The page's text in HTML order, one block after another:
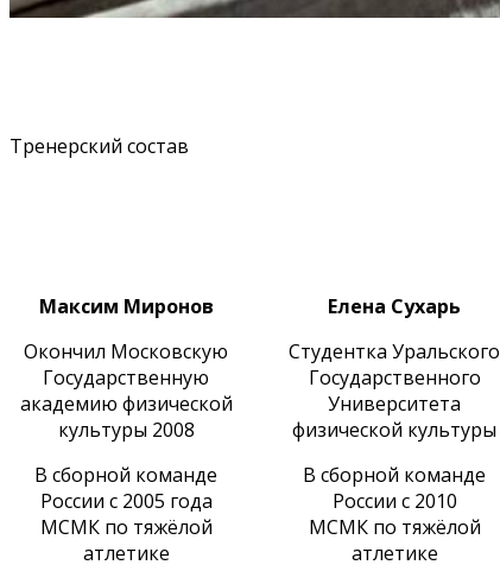
Тренерский состав
Максим Миронов
Окончил Московскую
Государственную
академию физической
культуры 2008
В сборной команде
России с 2005 года
МСМК по тяжёлой
атлетике
Елена Сухарь
Студентка Уральского
Государственного
Университета
физической культуры
В сборной команде
России с 2010
МСМК по тяжёлой
атлетике